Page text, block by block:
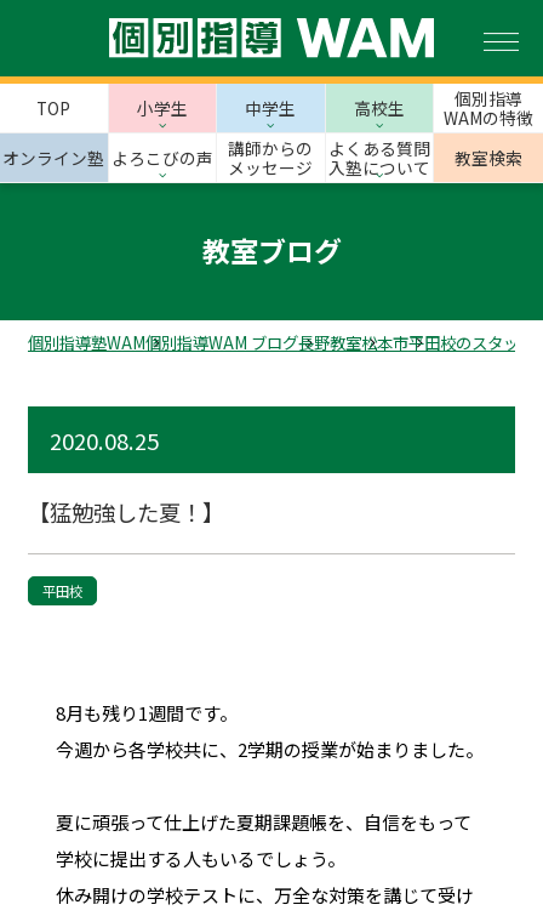
TOP 小学生 中学生 高校生
個別指導
WAMの特徴
オンライン塾 よろこびの声
講師からの
メッセージ
よくある質問
入塾について
教室検索
教室ブログ
個別指導塾WAM個別指導WAM ブログ長野教室松本市平田校のスタッフ
2020.08.25
【猛勉強した夏！】
平田校
8月も残り1週間です。
今週から各学校共に、2学期の授業が始まりました。
夏に頑張って仕上げた夏期課題帳を、自信をもって
学校に提出する人もいるでしょう。
休み開けの学校テストに、万全な対策を講じて受け